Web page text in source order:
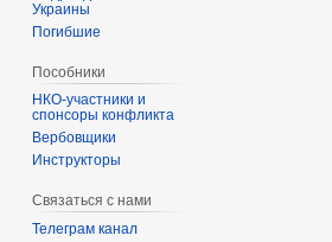
Украины
Погибшие
Пособники
спонсоры конфликта
‏‎Вербовщики
Инструкторы
Связаться с нами
Телеграм канал